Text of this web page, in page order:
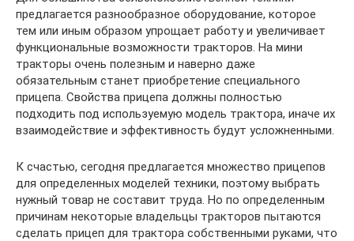
предлагается разнообразное оборудование, которое
тем или иным образом упрощает работу и увеличивает
функциональные возможности тракторов. На мини
тракторы очень полезным и наверно даже
обязательным станет приобретение специального
прицепа. Свойства прицепа должны полностью
подходить под используемую модель трактора, иначе их
взаимодействие и эффективность будут усложненными.
К счастью, сегодня предлагается множество прицепов
для определенных моделей техники, поэтому выбрать
нужный товар не составит труда. Но по определенным
причинам некоторые владельцы тракторов пытаются
сделать прицеп для трактора собственными руками, что